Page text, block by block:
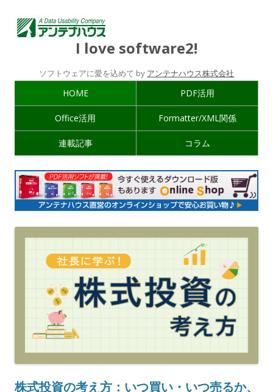
I love software2!
ソフトウェアに愛を込めて by アンテナハウス株式会社
HOME PDF活用
Office活用 Formatter/XML関係
連載記事 コラム
株式投資の考え方：いつ買い・いつ売るか、